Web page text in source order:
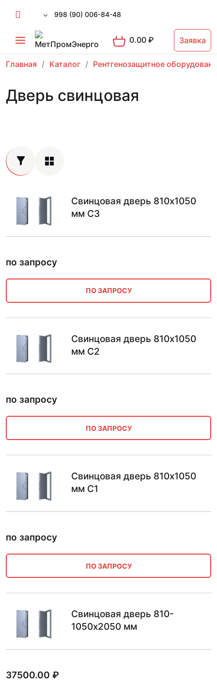
998 (90) 006-84-48
0.00₽ Заявка
Главная Каталог Рентгенозащитное
Дверь свинцовая
Свинцовая дверь 810х1050
мм С3
по запросу
ПО ЗАПРОСУ
Свинцовая дверь 810х1050
мм С2
по запросу
ПО ЗАПРОСУ
Свинцовая дверь 810х1050
мм С1
по запросу
ПО ЗАПРОСУ
Свинцовая дверь 810-
1050х2050 мм
37500.00 ₽